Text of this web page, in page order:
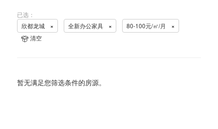
已选：
欣都龙城
× 全新办公家具 × 80-100元/㎡/月 ×
清空
暂无满足您筛选条件的房源。